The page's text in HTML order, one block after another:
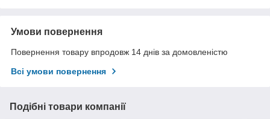
Умови повернення
Повернення товару впродовж 14 днів за домовленістю
Всі умови повернення
Подібні товари компанії